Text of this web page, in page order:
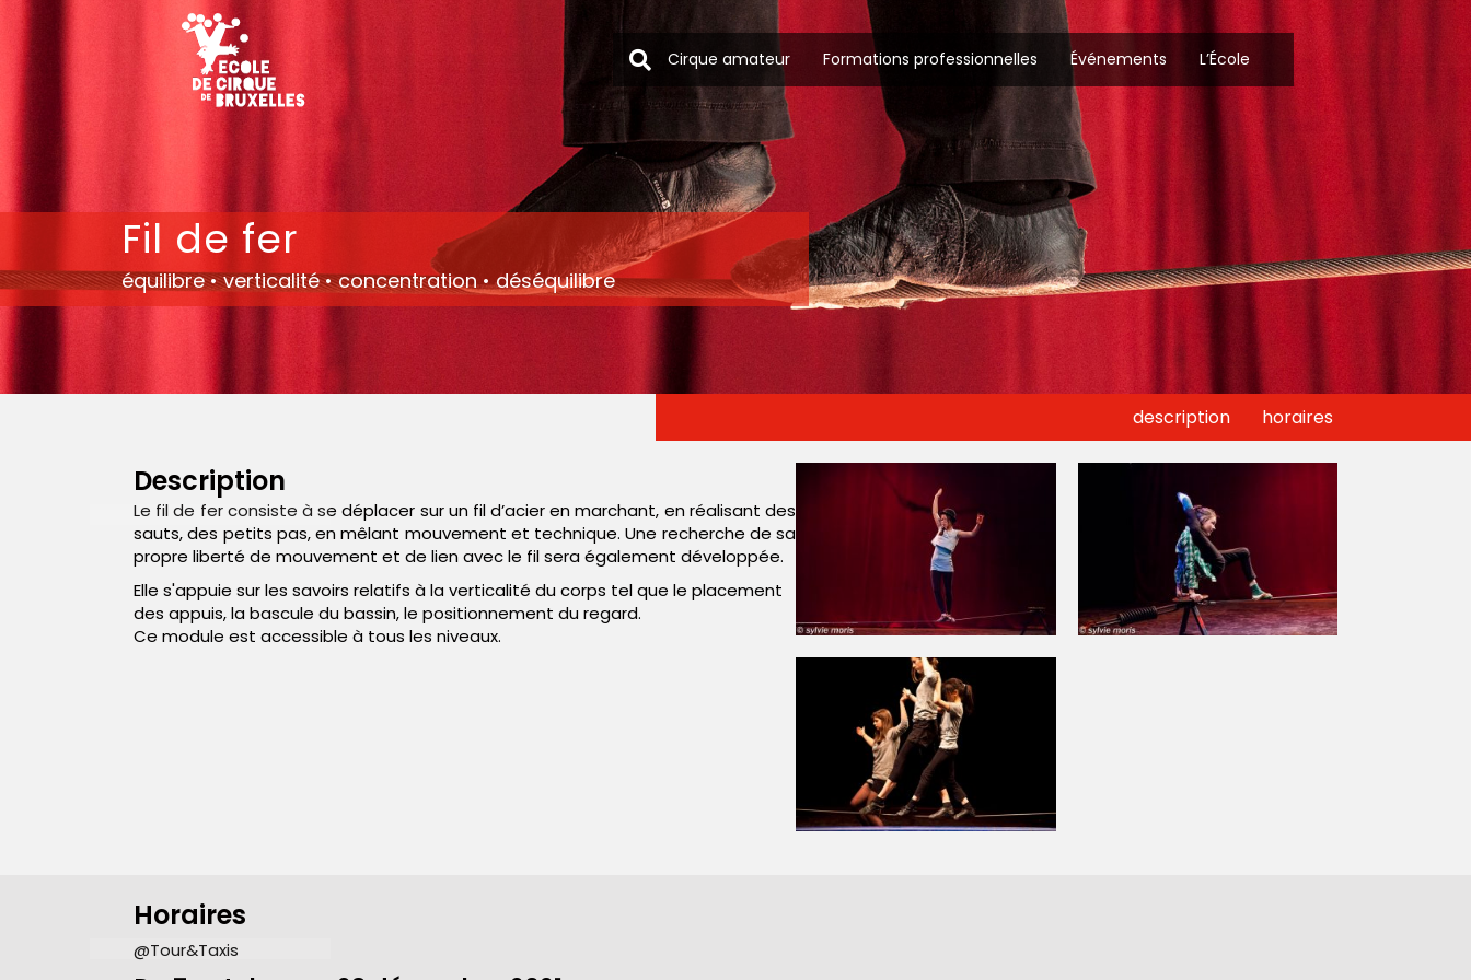
Cirque amateur Formations professionnelles Événements L’École
Fil de fer
équilibre • verticalité • concentration • déséquilibre
description horaires
Description
Le fil de fer consiste à se déplacer sur un fil d’acier en marchant, en réalisant des
sauts, des petits pas, en mêlant mouvement et technique. Une recherche de sa
propre liberté de mouvement et de lien avec le fil sera également développée.
Elle s'appuie sur les savoirs relatifs à la verticalité du corps tel que le placement
des appuis, la bascule du bassin, le positionnement du regard.
Ce module est accessible à tous les niveaux.
Horaires
@Tour&Taxis